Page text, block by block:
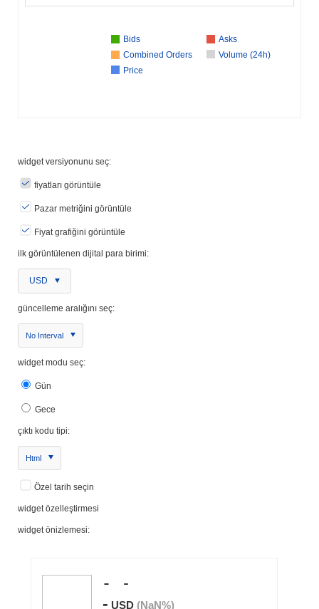
Bids
Asks
Combined Orders
Volume (24h)
Price
widget versiyonunu seç:
fiyatları görüntüle
Pazar metriğini görüntüle
Fiyat grafiğini görüntüle
ilk görüntülenen dijital para birimi:
USD
güncelleme aralığını seç:
No Interval
widget modu seç:
Gün
Gece
çıktı kodu tipi:
Html
Özel tarih seçin
widget özelleştirmesi
widget önizlemesi: